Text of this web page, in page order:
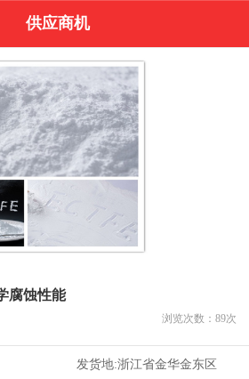
供应商机
腐蚀性能
浏览次数： 89次
发货地:浙江省金华金东区